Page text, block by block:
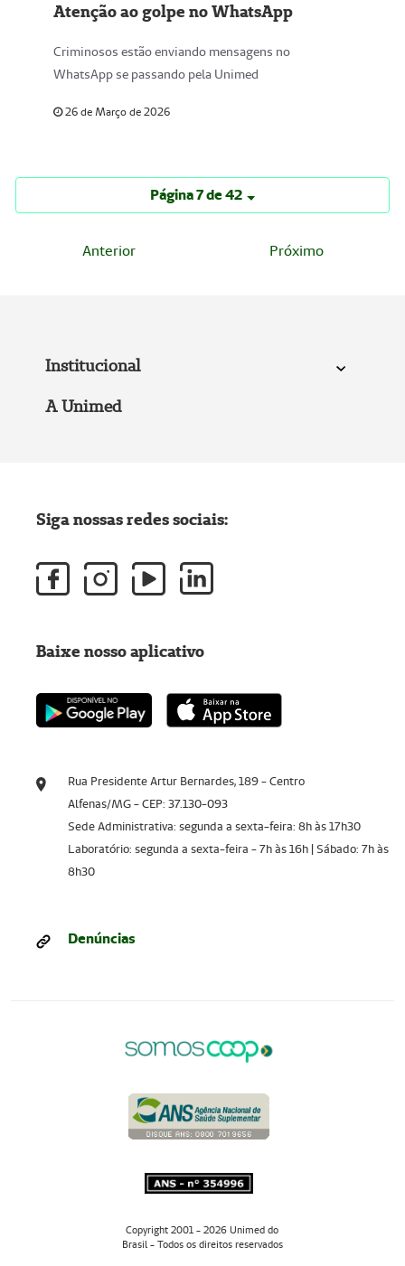
Atenção ao golpe no WhatsApp
Criminosos estão enviando mensagens no
WhatsApp se passando pela Unimed
26 de Março de 2026
Página 7 de 42
Anterior Próximo
Institucional
A Unimed
Rua Presidente Artur Bernardes, 189 - Centro
Alfenas/MG - CEP: 37.130-093
Sede Administrativa: segunda a sexta-feira: 8h às 17h30
Laboratório: segunda a sexta-feira - 7h às 16h | Sábado: 7h às
8h30
Denúncias
Siga nossas redes sociais:
Baixe nosso aplicativo
Copyright 2001 - 2026 Unimed do
Brasil - Todos os direitos reservados